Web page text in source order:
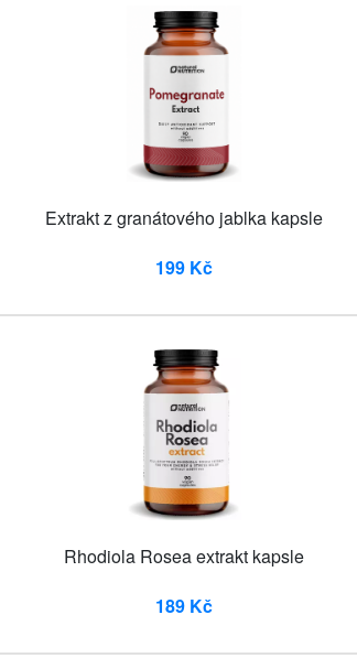
Extrakt z granátového jablka kapsle
199 Kč
Rhodiola Rosea extrakt kapsle
189 Kč